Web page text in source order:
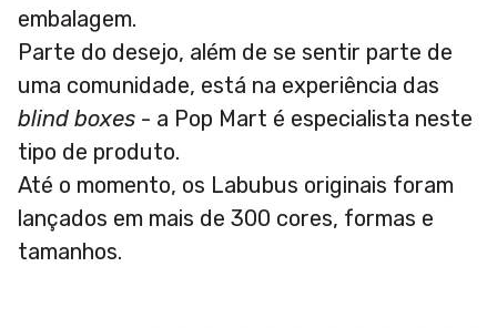
embalagem.
Parte do desejo, além de se sentir parte de
uma comunidade, está na experiência das
blind boxes - a Pop Mart é especialista neste
tipo de produto.
Até o momento, os Labubus originais foram
lançados em mais de 300 cores, formas e
tamanhos.